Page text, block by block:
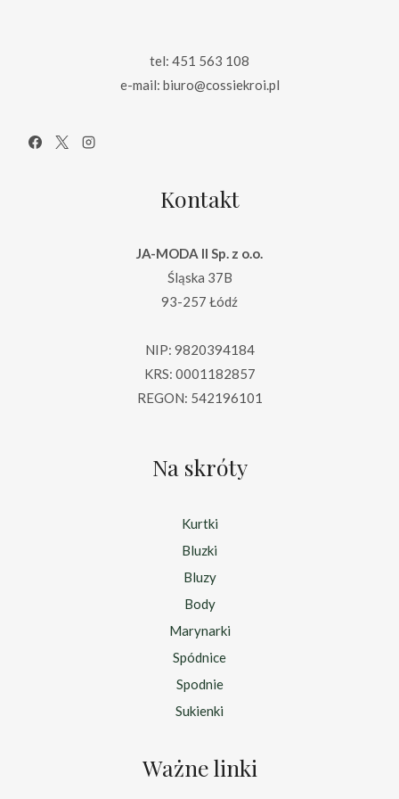
tel: 451 563 108
e-mail: biuro@cossiekroi.pl
Kontakt
JA-MODA II Sp. z o.o.
Śląska 37B
93-257 Łódź
NIP: 9820394184
KRS: 0001182857
REGON: 542196101
Na skróty
Kurtki
Bluzki
Bluzy
Body
Marynarki
Spódnice
Spodnie
Sukienki
Ważne linki